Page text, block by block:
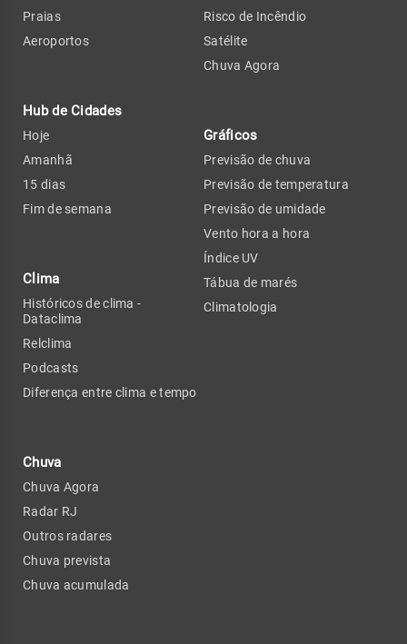
Praias
Aeroportos
Hub de Cidades
Hoje
Amanhã
15 dias
Fim de semana
Clima
Históricos de clima -
Dataclima
Relclima
Podcasts
Diferença entre clima e tempo
Chuva
Chuva Agora
Radar RJ
Outros radares
Chuva prevista
Chuva acumulada
Risco de Incêndio
Satélite
Chuva Agora
Gráficos
Previsão de chuva
Previsão de temperatura
Previsão de umidade
Vento hora a hora
Índice UV
Tábua de marés
Climatologia